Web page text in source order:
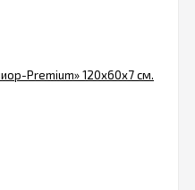
Premium» 120х60х7 см.